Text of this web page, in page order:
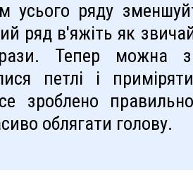
усього ряду
ряд в'яжіть як
Тепер можна
петлі і
зроблено
облягати голову.